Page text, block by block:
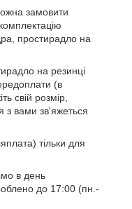
замовити
простирадло на
на резинці
(в
свій розмір,
з вами зв'яжеться
тільки для
в день
до 17:00 (пн.-